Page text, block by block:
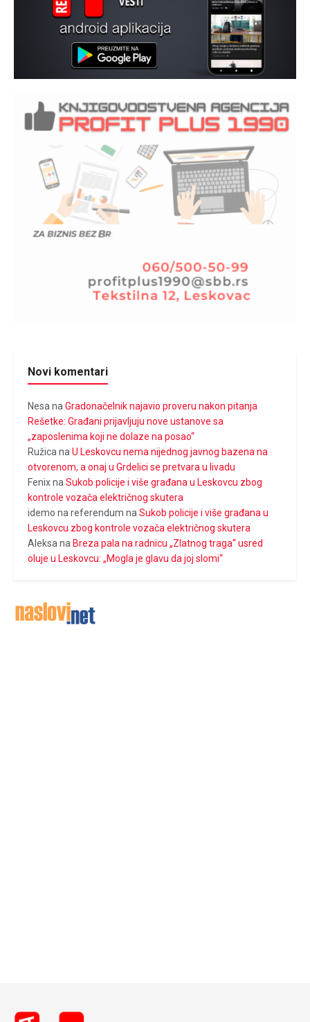
Novi komentari
Nesa na Gradonačelnik najavio proveru nakon pitanja
Rešetke: Građani prijavljuju nove ustanove sa
„zaposlenima koji ne dolaze na posao“
Ružica na U Leskovcu nema nijednog javnog bazena na
otvorenom, a onaj u Grdelici se pretvara u livadu
Fenixna Sukob policije i više građana u Leskovcu zbog
kontrole vozača električnog skutera
idemo na referendum na Sukob policije i više građana u
Leskovcu zbog kontrole vozača električnog skutera
Aleksa na Breza pala na radnicu „Zlatnog traga“ usred
oluje u Leskovcu: „Mogla je glavu da joj slomi“